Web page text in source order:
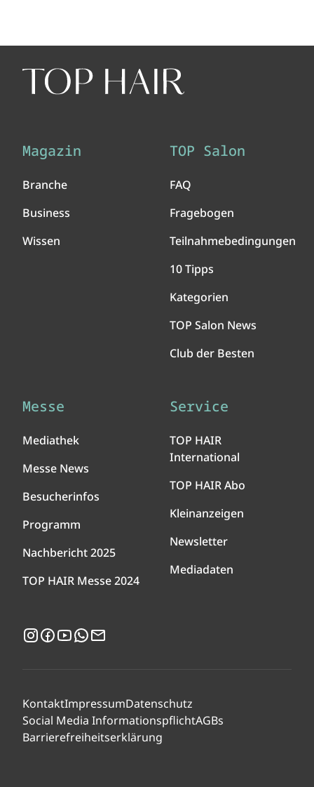
Magazin
Branche
Business
Wissen
TOP Salon
FAQ
Fragebogen
Teilnahmebedingungen
10 Tipps
Kategorien
TOP Salon News
Club der Besten
Messe
Mediathek
Messe News
Besucherinfos
Programm
Nachbericht 2025
TOP HAIR Messe 2024
Service
TOP HAIR
International
TOP HAIR Abo
Kleinanzeigen
Newsletter
Mediadaten
Instagram
Facebook
YouTubeWhatsApp
KontaktImpressumDatenschutz
Social Media InformationspflichtAGBs
Barrierefreiheitserklärung